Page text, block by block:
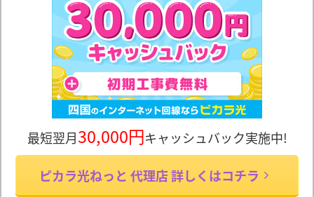
最短翌月30,000円キャッシュバック実施中!
ピカラ光ねっと 代理店 詳しくはコチラ